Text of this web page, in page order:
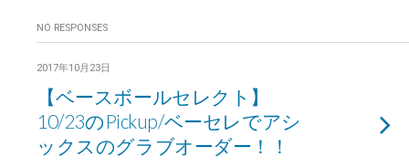
NO RESPONSES
2017年10月23日
【ベースボールセレクト】
10/23のPickup/ベーセレでアシ
ックスのグラブオーダー！！